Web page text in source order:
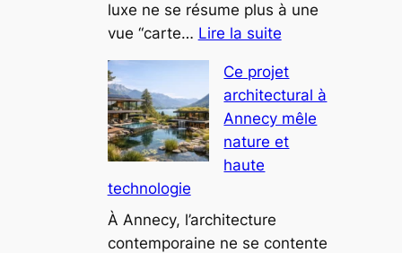
intrigue
les
luxe ne se résume plus à une
vue “carte… Lire la suite:
les
maisons
d’architecte
redéfinissent
montagne
Ce projet
architectural à
Annecy mêle
nature et
haute
technologie
À Annecy, l’architecture
contemporaine ne se contente